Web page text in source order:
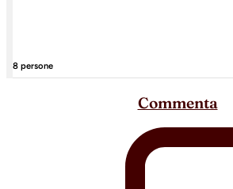
8 persone
Commenta